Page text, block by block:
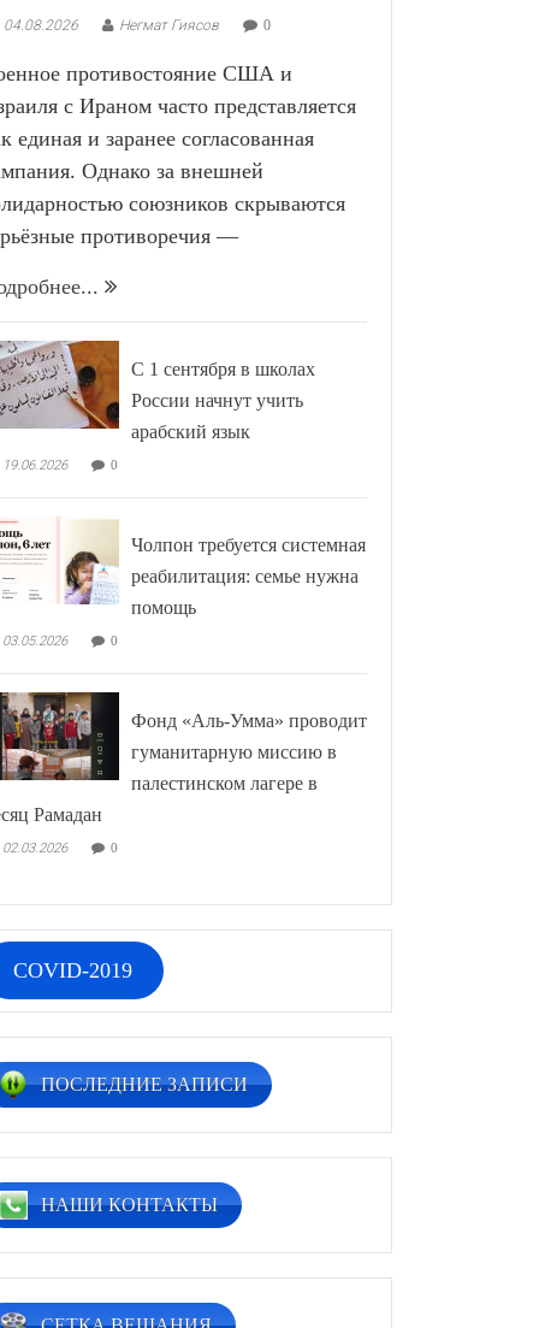
04.08.2026 Негмат Гиясов 0
противостояние США и
с Ираном часто представляется
единая и заранее согласованная
Однако за внешней
союзников скрываются
противоречия —
С 1 сентября в школах
России начнут учить
арабский язык
19.06.2026 0
Чолпон требуется системная
реабилитация: семье нужна
помощь
03.05.2026 0
Фонд «Аль-Умма» проводит
гуманитарную миссию в
палестинском лагере в
Рамадан
02.03.2026 0
COVID-2019
ПОСЛЕДНИЕ ЗАПИСИ
НАШИ КОНТАКТЫ